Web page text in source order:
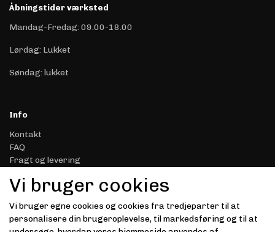
Åbningstider værksted
Mandag-Fredag: 09.00-18.00
Lørdag: Lukket
Søndag: lukket
Info
Kontakt
FAQ
Fragt og levering
Handelsbetingelser
Datasikkerhed & Privatliv
Gavekort
Om Driver.dk
Vi bruger cookies
Vi bruger egne cookies og cookies fra tredjeparter til at
personalisere din brugeroplevelse, til markedsføring og til at